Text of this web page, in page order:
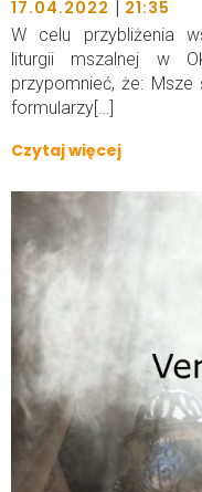
17.04.2022 | 21:35
W celu przybliżenia
liturgii mszalnej w
przypomnieć, że:
formularzy[…]
Czytaj więcej